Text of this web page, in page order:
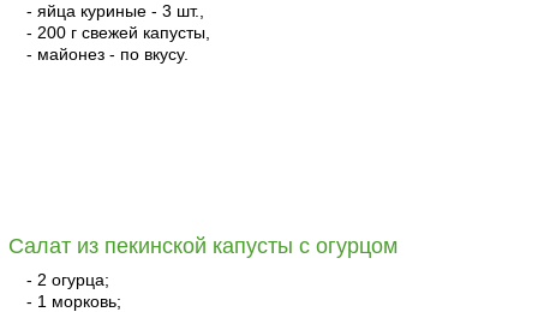
- яйца куриные - 3 шт.,
- 200 г свежей капусты,
- майонез - по вкусу.
Салат из пекинской капусты с огурцом
- 2 огурца;
- 1 морковь;